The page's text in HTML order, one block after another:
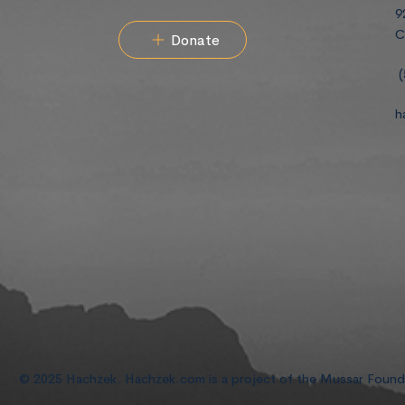
Donate
© 2025 Hachzek. Hachzek.com is a project of the Mussar